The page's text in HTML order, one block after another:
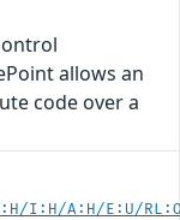
allows an
code over a
I:H/A:H/E:U/